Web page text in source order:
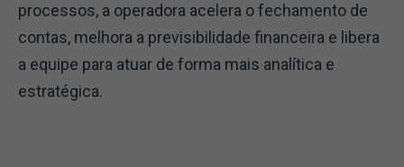
processos, a operadora acelera o fechamento de
contas, melhora a previsibilidade financeira e libera
a equipe para atuar de forma mais analítica e
estratégica.